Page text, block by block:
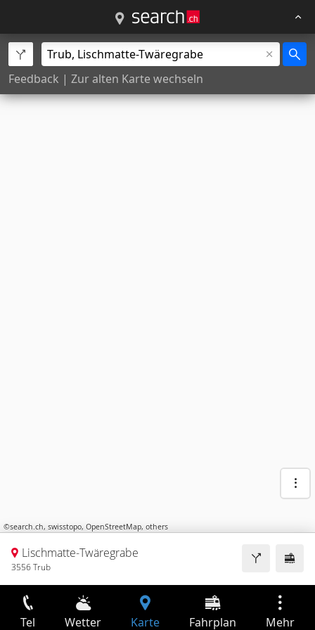
Feedback | Zur alten Karte wechseln
©search.ch, swisstopo, OpenStreetMap, others
Lischmatte-Twäregrabe
3556 Trub
Tel Wetter Karte Fahrplan Mehr